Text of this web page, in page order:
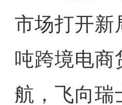
市场打开新
吨跨境电商
航，飞向瑞